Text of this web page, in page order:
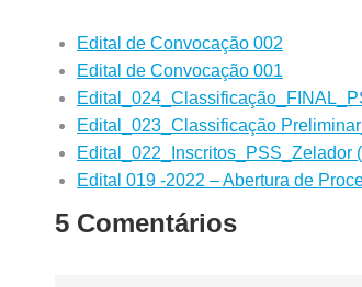
Edital de Convocação 002
Edital de Convocação 001
Edital_023_Classificação
Edital_022_Inscritos_PSS_Zelador
Edital 019 -2022 – Abertura de
5 Comentários